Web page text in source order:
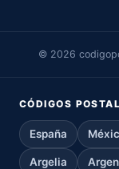
© 2026
CÓDIGOS
España
Argelia